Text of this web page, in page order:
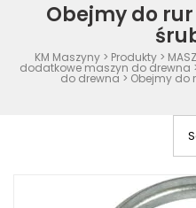
Obejmy do rur
KM Maszyny> Produkty>
dodatkowe maszyn do drewna
do drewna > Obejmy do